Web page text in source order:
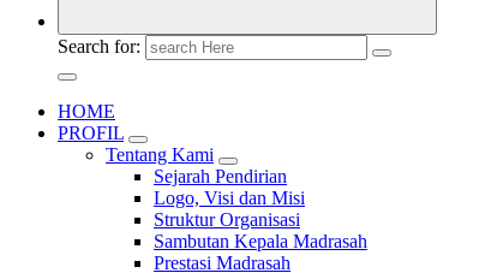
Search for:
HOME
PROFIL
Tentang Kami
Sejarah Pendirian
Logo, Visi dan Misi
Struktur Organisasi
Sambutan Kepala Madrasah
Prestasi Madrasah